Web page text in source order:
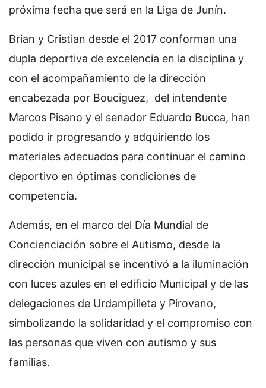
próxima fecha que será en la Liga de Junín.
Brian y Cristian desde el 2017 conforman una
dupla deportiva de excelencia en la disciplina y
con el acompañamiento de la dirección
encabezada por Bouciguez, del intendente
Marcos Pisano y el senador Eduardo Bucca, han
podido ir progresando y adquiriendo los
materiales adecuados para continuar el camino
deportivo en óptimas condiciones de
competencia.
Además, en el marco del Día Mundial de
Concienciación sobre el Autismo, desde la
dirección municipal se incentivó a la iluminación
con luces azules en el edificio Municipal y de las
delegaciones de Urdampilleta y Pirovano,
simbolizando la solidaridad y el compromiso con
las personas que viven con autismo y sus
familias.